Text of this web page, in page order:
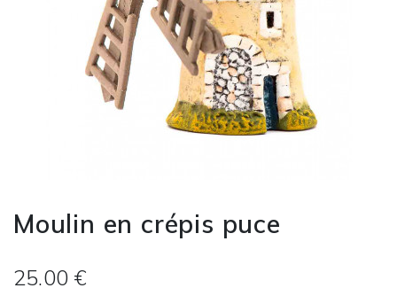
Moulin en crépis puce
25.00 €